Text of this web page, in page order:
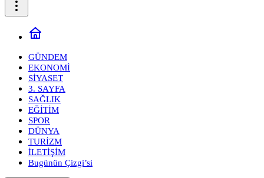
GÜNDEM
EKONOMİ
SİYASET
3. SAYFA
SAĞLIK
EĞİTİM
SPOR
DÜNYA
TURİZM
İLETİŞİM
Bugünün Çizgi’si